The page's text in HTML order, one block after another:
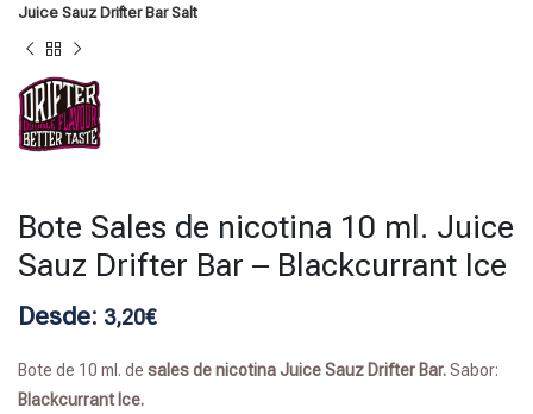
Juice Sauz Drifter Bar Salt
Bote Sales de nicotina 10 ml. Juice
Sauz Drifter Bar – Blackcurrant Ice
Desde: 3,20€
Bote de 10 ml. de sales de nicotina Juice Sauz Drifter Bar.Sabor:
Blackcurrant Ice.